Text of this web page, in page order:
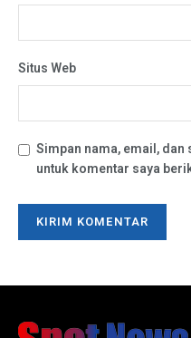
Situs Web
Simpan nama, email, dan
untuk komentar saya